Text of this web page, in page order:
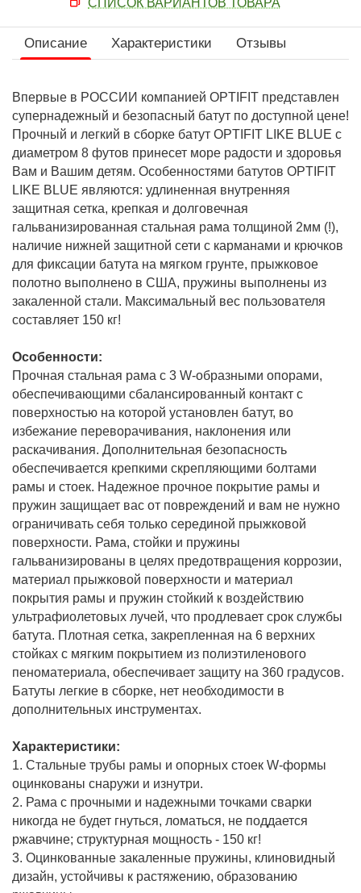
СПИСОК ВАРИАНТОВ ТОВАРА
Описание Характеристики Отзывы
Впервые в РОССИИ компанией OPTIFIT представлен
супернадежный и безопасный батут по доступной цене!
Прочный и легкий в сборке батут OPTIFIT LIKE BLUE с
диаметром 8 футов принесет море радости и здоровья
Вам и Вашим детям. Особенностями батутов OPTIFIT
LIKE BLUE являются: удлиненная внутренняя
защитная сетка, крепкая и долговечная
гальванизированная стальная рама толщиной 2мм (!),
наличие нижней защитной сети с карманами и крючков
для фиксации батута на мягком грунте, прыжковое
полотно выполнено в США, пружины выполнены из
закаленной стали. Максимальный вес пользователя
составляет 150 кг!
Особенности:
Прочная стальная рама с 3 W-образными опорами,
обеспечивающими сбалансированный контакт с
поверхностью на которой установлен батут, во
избежание переворачивания, наклонения или
раскачивания. Дополнительная безопасность
обеспечивается крепкими скрепляющими болтами
рамы и стоек. Надежное прочное покрытие рамы и
пружин защищает вас от повреждений и вам не нужно
ограничивать себя только серединой прыжковой
поверхности. Рама, стойки и пружины
гальванизированы в целях предотвращения коррозии,
материал прыжковой поверхности и материал
покрытия рамы и пружин стойкий к воздействию
ультрафиолетовых лучей, что продлевает срок службы
батута. Плотная сетка, закрепленная на 6 верхних
стойках с мягким покрытием из полиэтиленового
пеноматериала, обеспечивает защиту на 360 градусов.
Батуты легкие в сборке, нет необходимости в
дополнительных инструментах.
Характеристики:
1. Стальные трубы рамы и опорных стоек W-формы
оцинкованы снаружи и изнутри.
2. Рама с прочными и надежными точками сварки
никогда не будет гнуться, ломаться, не поддается
ржавчине; структурная мощность - 150 кг!
3. Оцинкованные закаленные пружины, клиновидный
дизайн, устойчивы к растяжению, образованию